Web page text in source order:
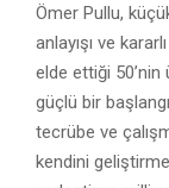
Ömer Pullu,
anlayışı ve
elde ettiği
güçlü bir
tecrübe ve
kendini